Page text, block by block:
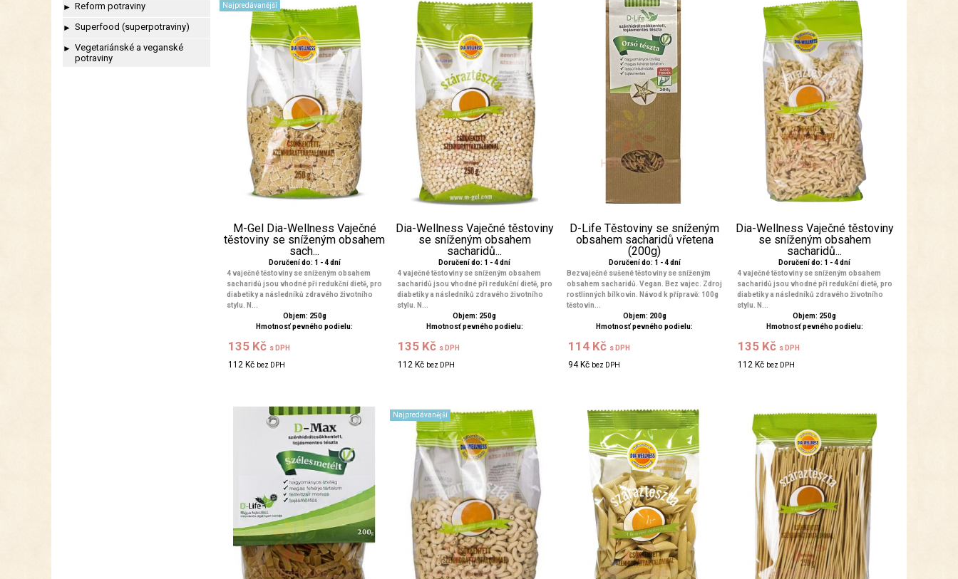
► Reform potraviny
► Superfood (superpotraviny)
► Vegetariánské a veganské
potraviny
Najpredávanější
M-Gel Dia-Wellness Vaječné
těstoviny se sníženým obsahem
sach...
Doručení do: 1 - 4 dní
4 vaječné těstoviny se sníženým obsahem
sacharidů jsou vhodné při redukční dietě, pro
diabetiky a následníků zdravého životního
stylu. N...
Objem: 250g
Hmotnosť pevného podielu:
135 Kč s DPH
112 Kč bez DPH
Dia-Wellness Vaječné těstoviny
se sníženým obsahem
sacharidů...
Doručení do: 1 - 4 dní
4 vaječné těstoviny se sníženým obsahem
sacharidů jsou vhodné při redukční dietě, pro
diabetiky a následníků zdravého životního
stylu. N...
Objem: 250g
Hmotnosť pevného podielu:
135 Kč s DPH
112 Kč bez DPH
D-Life Těstoviny se sníženým
obsahem sacharidů vřetena
(200g)
Doručení do: 1 - 4 dní
Bezvaječné sušené těstoviny se sníženým
obsahem sacharidů. Vegan. Bez vajec. Zdroj
rostlinných bílkovin. Návod k přípravě: 100g
těstovin...
Objem: 200g
Hmotnosť pevného podielu:
114 Kč s DPH
94 Kč bez DPH
Dia-Wellness Vaječné těstoviny
se sníženým obsahem
sacharidů...
Doručení do: 1 - 4 dní
4 vaječné těstoviny se sníženým obsahem
sacharidů jsou vhodné při redukční dietě, pro
diabetiky a následníků zdravého životního
stylu. N...
Objem: 250g
Hmotnosť pevného podielu:
135 Kč s DPH
112 Kč bez DPH
Najpredávanější